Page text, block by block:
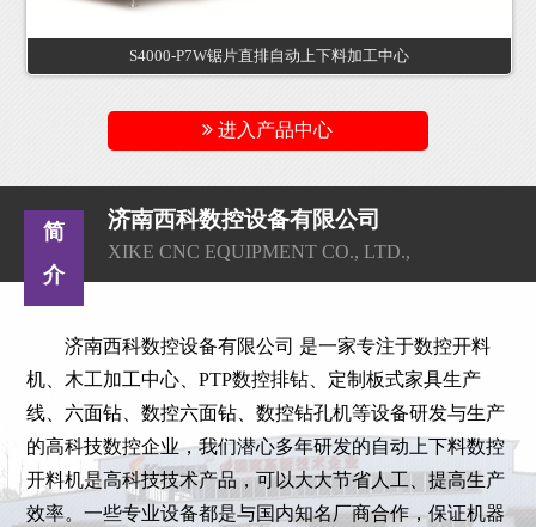
S4000-P7W锯片直排自动上下料加工中心
进入产品中心
简
介
济南西科数控设备有限公司
XIKE CNC EQUIPMENT CO., LTD.,
济南西科数控设备有限公司 是一家专注于数控开料
机、木工加工中心、PTP数控排钻、定制板式家具生产
线、六面钻、数控六面钻、数控钻孔机等设备研发与生产
的高科技数控企业，我们潜心多年研发的自动上下料数控
开料机是高科技技术产品，可以大大节省人工、提高生产
效率。一些专业设备都是与国内知名厂商合作，保证机器